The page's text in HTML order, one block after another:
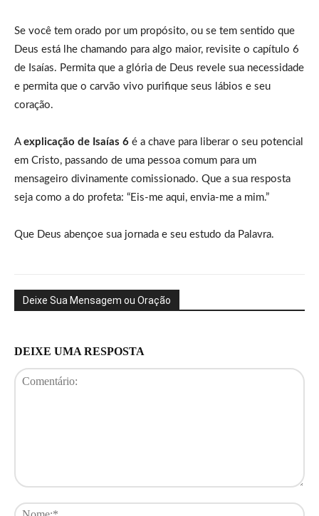
Se você tem orado por um propósito, ou se tem sentido que
Deus está lhe chamando para algo maior, revisite o capítulo 6
de Isaías. Permita que a glória de Deus revele sua necessidade
e permita que o carvão vivo purifique seus lábios e seu
coração.
A explicação de Isaías 6 é a chave para liberar o seu potencial
em Cristo, passando de uma pessoa comum para um
mensageiro divinamente comissionado. Que a sua resposta
seja como a do profeta: “Eis-me aqui, envia-me a mim.”
Que Deus abençoe sua jornada e seu estudo da Palavra.
Deixe Sua Mensagem ou Oração
DEIXE UMA RESPOSTA